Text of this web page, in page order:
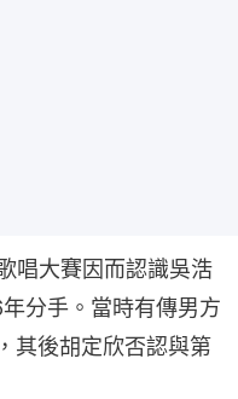
唱大賽因而認識吳浩
分手。當時有傳男方
其後胡定欣否認與第